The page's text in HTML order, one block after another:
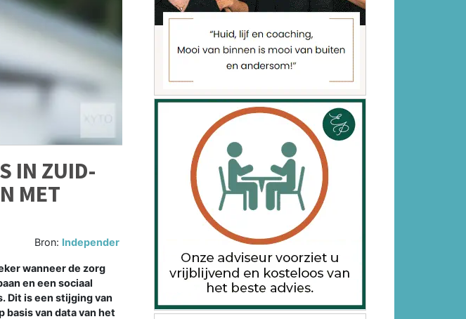
IN ZUID-
MET
Bron: Independer
wanneer de zorg
en een sociaal
Dit is een stijging van
basis van data van het